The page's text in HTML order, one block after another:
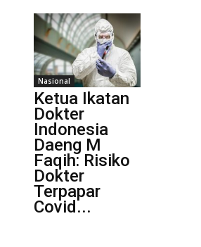
Nasional
Ketua Ikatan
Dokter
Indonesia
Daeng M
Faqih: Risiko
Dokter
Terpapar
Covid...